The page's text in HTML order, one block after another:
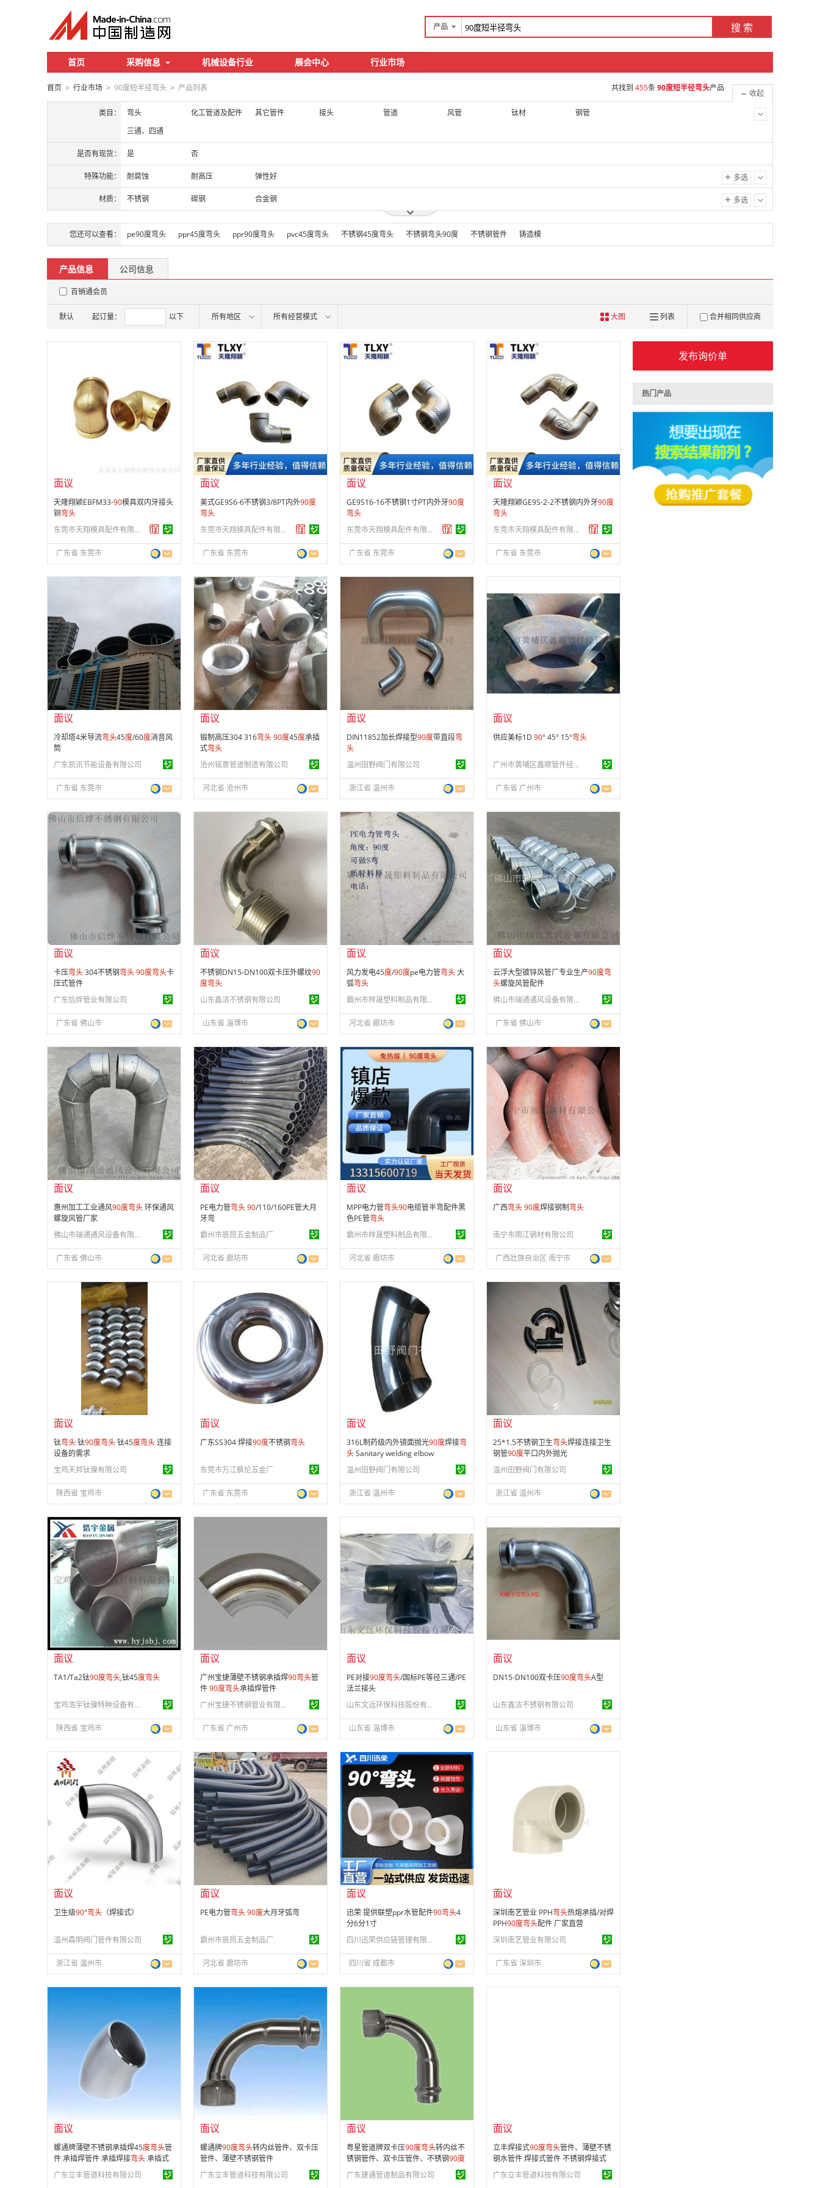
产品 搜 索
首页 采购信息 机械设备行业 展会中心 行业市场
首页 > 行业市场 > 90度短半径弯头 > 产品列表 共找到 455条90度短半径弯头产品
类目： 弯头 化工管道及配件 其它管件 接头 管道 风管 钛材
钢管
三通、四通
是否有现货： 是 否
特殊功能： 耐腐蚀 耐高压 弹性好 多选
材质： 不锈钢 碳钢 合金钢 多选
收起
您还可以查看： pe90度弯头 ppr45度弯头 ppr90度弯头 pvc45度弯头 不锈钢45度弯头 不锈钢弯头90度 不锈钢管件 铸造模
产品信息 公司信息
百销通会员
默认 起订量： 以下 所有地区 所有经营模式 合并相同供应商
列表
大图
会员注册：第 22 年
经营模式：生产制造
成立日期：
2005-05-31
供应产品：324 条
面议
天隆翔颖EBFM33-90模具双内牙接头
铜弯头
东莞市天翔模具配件有限公司
广东省 东莞市
会员注册：第 22 年
生产制造
2005-05-31
324 条
面议
美式GE9S6-6不锈钢3/8PT内外90度
弯头
东莞市天翔模具配件有限公司
广东省 东莞市
会员注册：第 22 年
经营模式：生产制造
成立日期：2005-05-31
供应产品：
面议
GE9S16-16不锈钢1寸PT内外牙90度
弯头
东莞市天翔模具配件有限公司
广东省 东莞市
会员注册：第 22 年
生产制造
2005-05-31
面议
天隆翔颖GE9S-2-2不锈钢内外牙90度
弯头
东莞市天翔模具配件有限公司
广东省 东莞市
会员注册：
第 12 年
经营模式： 生产制造
成立日期：2012-03-28
供应产品：50 条
面议
冷却塔4米导流弯头45度/60度消音风
筒
广东凯讯节能设备有限公司
广东省 东莞市
面议
会员注册：第 10 年
经营模式：生产制造
成立日期：2017-05-08
供应产品：49 条
面议
锻制高压304 316弯头90度45度承插
式弯头
沧州铭意管道制造有限公司
河北省 沧州市
会员注册：
第 14 年
经营模式：贸易批发
2011-04-11
364 条
面议
DIN11852加长焊接型90度带直段弯
头
温州田野阀门有限公司
浙江省 温州市
面议
会员注册： 第 17 年
经营模式： 生产制造
成立日期：2009-12-23
供应产品：
25 条
面议
供应美标1D 90° 45° 15°弯头
广州市黄埔区鑫顺管件经营部
广东省 广州市
面议
会员注册：第 10 年
生产制造
成立日期：
2015-01-08
面议
卡压弯头304不锈钢弯头90度弯头卡
压式管件
广东信烨管业有限公司
广东省 佛山市
会员注册：
第 3 年
经营模式：生产制造
成立日期：2020-12-30
供应产品： 4 条
面议
不锈钢DN15-DN100双卡压外螺纹90
度弯头
山东鑫洁不锈钢有限公司
山东省 淄博市
面议
会员注册： 第 8 年
经营模式：
生产制造
成立日期： 2018-11-07
供应产品： 42 条
面议
风力发电45度/90度pe电力管弯头大
弧弯头
霸州市梓晟塑料制品有限公司
河北省 廊坊市
面议
会员注册：第 9 年
经营模式：生产制造
成立日期：2021-08-24
供应产品：
50 条
面议
云浮大型镀锌风管厂专业生产90度弯
头螺旋风管配件
佛山市瑞通通风设备有限公司
广东省 佛山市
面议
会员注册：第 9 年
经营模式：
生产制造
成立日期：
2021-08-24
供应产品：
50 条
面议
惠州加工工业通风90度弯头环保通风
螺旋风管厂家
佛山市瑞通通风设备有限公司
广东省 佛山市
面议
会员注册：第 3 年
经营模式：生产制造
成立日期：2023-11-29
供应产品：50 条
面议
PE电力管弯头90/110/160PE管大月
牙弯
霸州市辰昂五金制品厂
河北省 廊坊市
面议
会员注册：第 8 年
经营模式：生产制造
成立日期：2018-11-07
供应产品：
42 条
面议
MPP电力管弯头90电缆管半弯配件黑
色PE管弯头
霸州市梓晟塑料制品有限公司
河北省 廊坊市
面议
会员注册： 第 8 年
经营模式：
生产制造
成立日期：
2015-07-21
供应产品：
41 条
面议
广西弯头90度焊接钢制弯头
南宁市雨江钢材有限公司
广西壮族自治区 南宁市
会员注册：第 8 年
经营模式：生产制造
成立日期：2010-03-05
供应产品：18 条
面议
钛弯头钛90度弯头钛45度弯头连接
设备的需求
宝鸡天邦钛镍有限公司
陕西省 宝鸡市
面议
会员注册： 第 16 年
经营模式：生产制造
成立日期：2015-01-23
供应产品：86 条
面议
广东SS304 焊接90度不锈钢弯头
东莞市万江枫伦五金厂
广东省 东莞市
会员注册：
第 14 年
经营模式：贸易批发
成立日期：2011-04-11
供应产品： 364 条
面议
316L制药级内外镜面抛光90度焊接弯
头Sanitary welding elbow
温州田野阀门有限公司
浙江省 温州市
会员注册：第 14 年
经营模式：贸易批发
成立日期：2011-04-11
供应产品： 364 条
面议
25*1.5不锈钢卫生弯头焊接连接卫生
钢管90度平口内外抛光
温州田野阀门有限公司
浙江省 温州市
面议
会员注册：
第 16 年
经营模式：生产制造
成立日期：
2010-12-27
供应产品：
26 条
面议
TA1/Ta2钛90度弯头,钛45度弯头
宝鸡浩宇钛镍特种设备有限公司
陕西省 宝鸡市
会员注册：第 16 年
经营模式：生产制造
成立日期：2006-05-12
供应产品：
面议
广州宝捷薄壁不锈钢承插焊90弯头管
件90度弯头承插焊管件
广州宝捷不锈钢管业有限公司
广东省 广州市
会员注册：
第 10 年
经营模式：生产制造
成立日期：2011-07-20
供应产品：
476 条
面议
PE对接90度弯头/国标PE等径三通/PE
法兰接头
山东文远环保科技股份有限公司
山东省 淄博市
面议
会员注册：第 3 年
经营模式：生产制造
2020-12-30
面议
DN15-DN100双卡压90度弯头A型
山东鑫洁不锈钢有限公司
山东省 淄博市
面议
会员注册：第 15 年
经营模式：
生产制造
成立日期：
2012-03-22
供应产品：50 条
面议
卫生级90°弯头 （焊接式）
温州森明阀门管件有限公司
浙江省 温州市
面议
会员注册：第 3 年
经营模式：生产制造
成立日期：2023-11-29
供应产品：50 条
面议
PE电力管弯头90度大月牙弧弯
霸州市辰昂五金制品厂
河北省 廊坊市
面议
会员注册：第 2 年
经营模式：
生产制造
成立日期：2012-06-08
供应产品：38 条
面议
迅荣 提供联塑ppr水管配件90弯头4
分6分1寸
四川迅荣供应链管理有限公司
四川省 成都市
会员注册：
经营模式： 生产制造
2019-11-07
供应产品：
面议
深圳南艺管业 PPH弯头热熔承插/对焊
PPH90度弯头配件 厂家直营
深圳南艺管业有限公司
广东省 深圳市
会员注册：第 16 年
经营模式：
生产制造
成立日期：
供应产品：
面议
螺通牌薄壁不锈钢承插焊45度弯头管
件 承插焊管件 承插焊接弯头承插式
焊接不锈钢管
广东立丰管道科技有限公司
会员注册：第 16 年
经营模式：生产制造
成立日期：
供应产品：
面议
螺通牌90度弯头转内丝管件、双卡压
管件、薄壁不锈钢管件
广东立丰管道科技有限公司
第 16 年
面议
粤星管道牌双卡压90度弯头转内丝不
锈钢管件、双卡压管件、不锈钢90度
弯头 管件、
广东建通管道制品有限公司
面议
立丰焊接式90度弯头管件、薄壁不锈
钢水管件 焊接式管件 不锈钢焊接式
90 度 弯头-卫生级不锈钢饮水管批发
广东立丰管道科技有限公司
发布询价单
热门产品